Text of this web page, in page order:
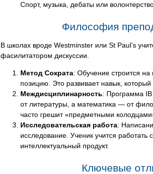
Спорт, музыка, дебаты или
Философия
В школах вроде Westminster или St Paul’s
фасилитатором дискуссии.
Метод Сократа: Обучение строится
позицию. Это развивает навык,
Междисциплинарность: Программа IB
от литературы, а математика — от
часто грешит «предметными
Исследовательская работа:
исследование. Ученик учится работать
интеллектуальный продукт.
Ключевые